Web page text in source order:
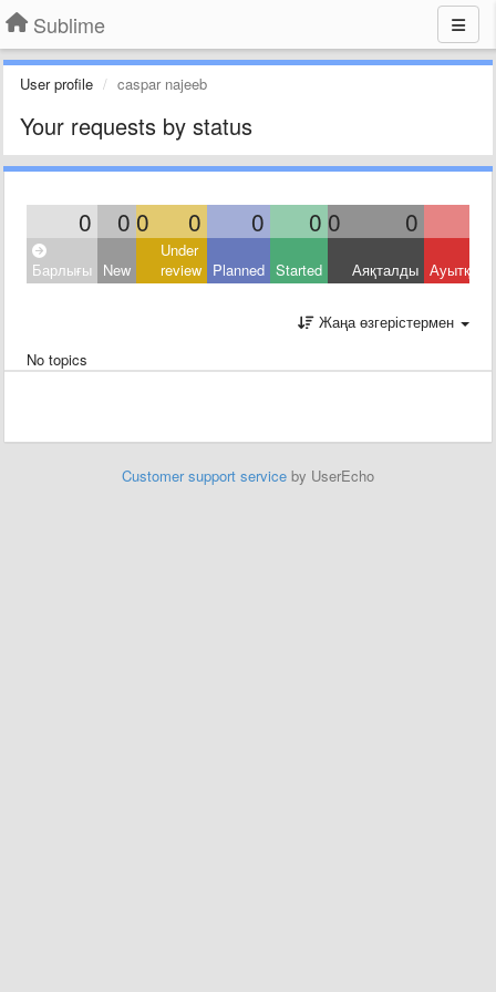
Sublime
User profile caspar najeeb
Your requests by status
0 0 0 0 0 0 0 0
Барлығы New
Under
review Planned Started Аяқталды
Жаңа өзгерістермен
No topics
Customer support service by UserEcho